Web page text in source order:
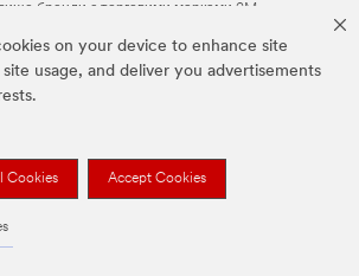
on your device to enhance site
usage, and deliver you advertisements
Cookies Accept Cookies
бренди є торговими марками 3M.